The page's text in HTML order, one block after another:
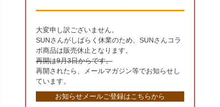
大変申し訳ございません。
SUNさんがしばらく休業のため、SUNさんコラ
ボ商品は販売休止となります。
再開は9月3日からです。
再開されたら、メールマガジン等でお知らせし
ています。
お知らせメールご登録はこちらから